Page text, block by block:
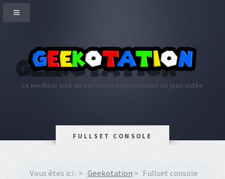
Le meilleur site de cotation indépendant de jeux vidéo
FULLSET CONSOLE
Vous êtes ici : Geekotation Fullset console